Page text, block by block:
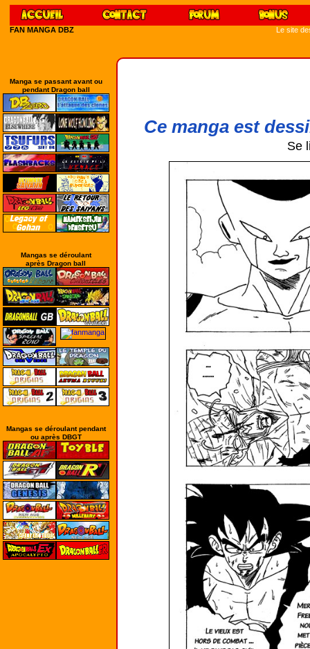
FAN MANGA DBZ Le site
Manga se passant avant ou
pendant Dragon ball
Mangas se déroulant
après Dragon ball
Mangas se déroulant pendant
ou après DBGT
Ce manga est
Se